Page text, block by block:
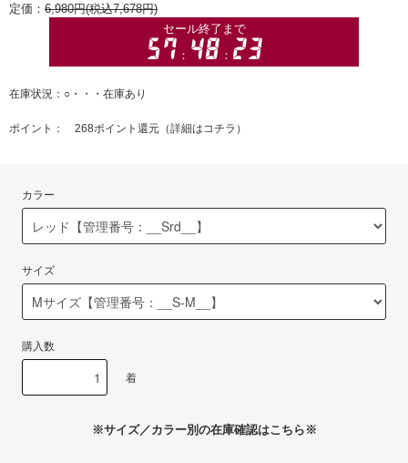
定価： 6,980円(税込7,678円)
在庫状況：○・・・在庫あり
ポイント： 268ポイント還元（詳細はコチラ ）
カラー
サイズ
購入数
着
※サイズ／カラー別の在庫確認はこちら※